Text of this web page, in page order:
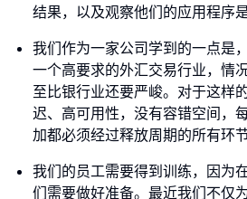
结果，以及观察他们的应用程序
我们作为一家公司学到的一点是
一个高要求的外汇交易行业，情
至比银行业还要严峻。对于这样
迟、高可用性，没有容错空间，
加都必须经过释放周期的所有环节
我们的员工需要得到训练，因为
们需要做好准备。最近我们不仅